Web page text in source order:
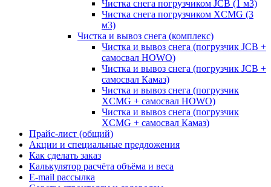
Чистка снега погрузчиком JCB (1 м3)
Чистка снега погрузчиком XCMG (3
м3)
Чистка и вывоз снега (комплекс)
Чистка и вывоз снега (погрузчик JCB +
самосвал HOWO)
Чистка и вывоз снега (погрузчик JCB +
самосвал Камаз)
Чистка и вывоз снега (погрузчик
XCMG + самосвал HOWO)
Чистка и вывоз снега (погрузчик
XCMG + самосвал Камаз)
Прайс-лист (общий)
Акции и специальные предложения
Как сделать заказ
Калькулятор расчёта объёма и веса
E-mail рассылка